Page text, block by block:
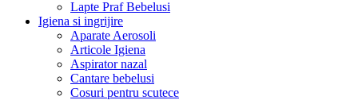
Lapte Praf Bebelusi
Igiena si ingrijire
Aparate Aerosoli
Articole Igiena
Aspirator nazal
Cantare bebelusi
Cosuri pentru scutece